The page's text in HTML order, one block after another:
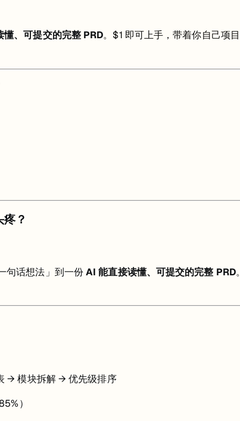
懂、可提交的完整 PRD。$1 即可上手，带着你自己项
？
句话想法」到一份AI 能直接读懂、可提交的完整 PRD
→ 模块拆解 → 优先级排序
）